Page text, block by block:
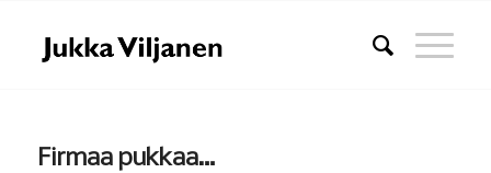
Firmaa pukkaa…